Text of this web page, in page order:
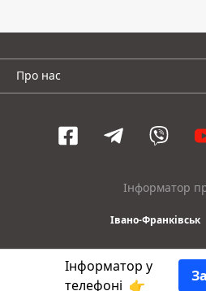
Про нас
Інформатор
Івано-Франківськ
© 2016-2026
Інформатор у
телефоні 👉